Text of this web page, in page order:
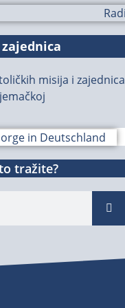
misija i zajednica
tražite?